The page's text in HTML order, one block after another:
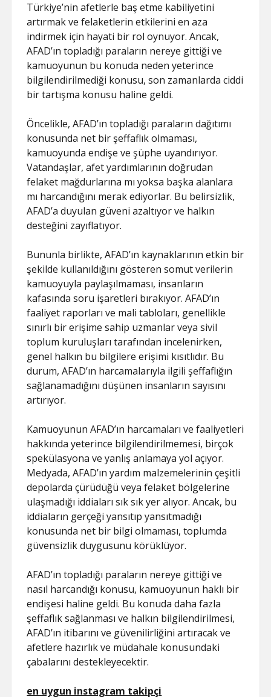
Türkiye’nin afetlerle baş etme kabiliyetini
artırmak ve felaketlerin etkilerini en aza
indirmek için hayati bir rol oynuyor. Ancak,
AFAD’ın topladığı paraların nereye gittiği ve
kamuoyunun bu konuda neden yeterince
bilgilendirilmediği konusu, son zamanlarda ciddi
bir tartışma konusu haline geldi.
Öncelikle, AFAD’ın topladığı paraların dağıtımı
konusunda net bir şeffaflık olmaması,
kamuoyunda endişe ve şüphe uyandırıyor.
Vatandaşlar, afet yardımlarının doğrudan
felaket mağdurlarına mı yoksa başka alanlara
mı harcandığını merak ediyorlar. Bu belirsizlik,
AFAD’a duyulan güveni azaltıyor ve halkın
desteğini zayıflatıyor.
Bununla birlikte, AFAD’ın kaynaklarının etkin bir
şekilde kullanıldığını gösteren somut verilerin
kamuoyuyla paylaşılmaması, insanların
kafasında soru işaretleri bırakıyor. AFAD’ın
faaliyet raporları ve mali tabloları, genellikle
sınırlı bir erişime sahip uzmanlar veya sivil
toplum kuruluşları tarafından incelenirken,
genel halkın bu bilgilere erişimi kısıtlıdır. Bu
durum, AFAD’ın harcamalarıyla ilgili şeffaflığın
sağlanamadığını düşünen insanların sayısını
artırıyor.
Kamuoyunun AFAD’ın harcamaları ve faaliyetleri
hakkında yeterince bilgilendirilmemesi, birçok
spekülasyona ve yanlış anlamaya yol açıyor.
Medyada, AFAD’ın yardım malzemelerinin çeşitli
depolarda çürüdüğü veya felaket bölgelerine
ulaşmadığı iddiaları sık sık yer alıyor. Ancak, bu
iddiaların gerçeği yansıtıp yansıtmadığı
konusunda net bir bilgi olmaması, toplumda
güvensizlik duygusunu körüklüyor.
AFAD’ın topladığı paraların nereye gittiği ve
nasıl harcandığı konusu, kamuoyunun haklı bir
endişesi haline geldi. Bu konuda daha fazla
şeffaflık sağlanması ve halkın bilgilendirilmesi,
AFAD’ın itibarını ve güvenilirliğini artıracak ve
afetlere hazırlık ve müdahale konusundaki
çabalarını destekleyecektir.
en uygun instagram takipçi